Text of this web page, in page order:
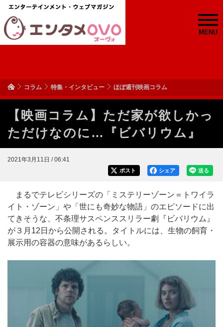
MENU
コラム 特集・インタビュー ほぼ週刊映画コラム
【映画コラム】ただ家が欲しかっ
ただけなのに…『ビバリウム』
2021年3月11日 / 06:41
送る
シェア
ポスト
まるでテレビシリーズの「ミステリーゾーン＝トワイラ
イト・ゾーン」や「世にも奇妙な物語」のエピソードに出
てきそうな、不条理サスペンススリラー劇『ビバリウム』
が３月12日から公開される。タイトルには、生物の飼育・
展示用の容器の意味があるらしい。